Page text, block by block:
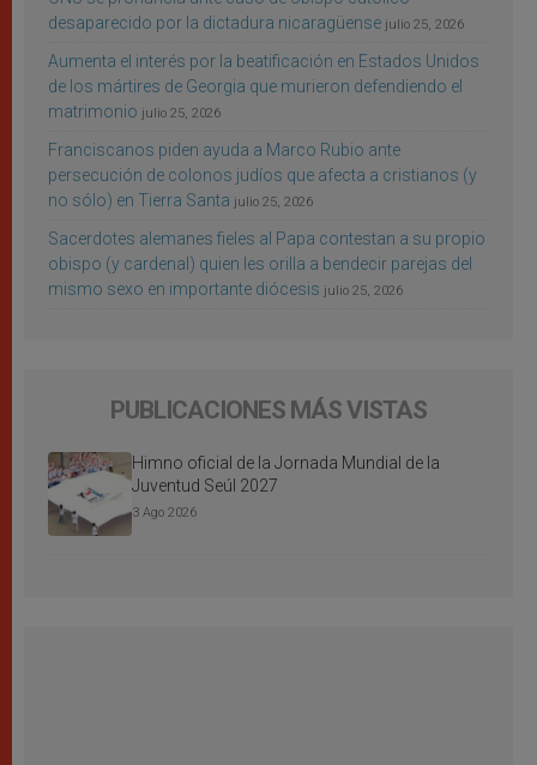
desaparecido por la dictadura nicaragüense julio 25, 2026
Aumenta el interés por la beatificación en Estados Unidos
de los mártires de Georgia que murieron defendiendo el
matrimonio julio 25, 2026
Franciscanos piden ayuda a Marco Rubio ante
persecución de colonos judíos que afecta a cristianos (y
no sólo) en Tierra Santa julio 25, 2026
Sacerdotes alemanes fieles al Papa contestan a su propio
obispo (y cardenal) quien les orilla a bendecir parejas del
mismo sexo en importante diócesis julio 25, 2026
PUBLICACIONES MÁS VISTAS
Himno oficial de la Jornada Mundial de la
Juventud Seúl 2027
3 Ago 2026